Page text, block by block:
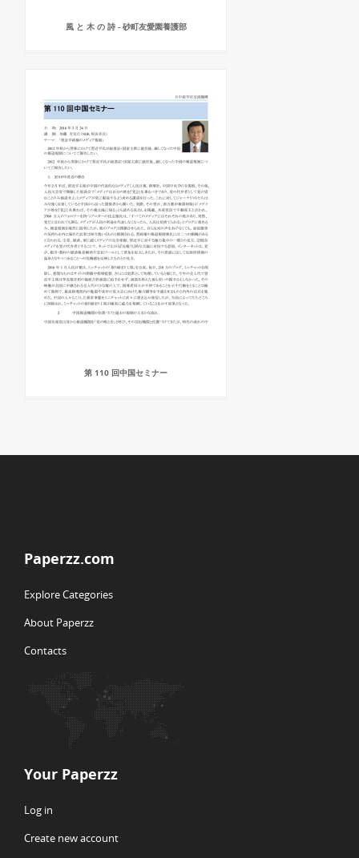
風 と 木 の 詩 - 砂町友愛園養護部
第 110 回中国セミナー
Paperzz.com
Explore Categories
About Paperzz
Contacts
Your Paperzz
Log in
Create new account